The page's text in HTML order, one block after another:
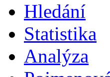
Hledání
Statistika
Analýza